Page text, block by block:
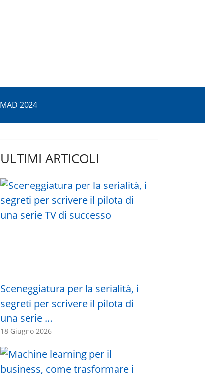
MAD 2024
ULTIMI ARTICOLI
Sceneggiatura per la serialità, i
segreti per scrivere il pilota di
una serie …
18 Giugno 2026